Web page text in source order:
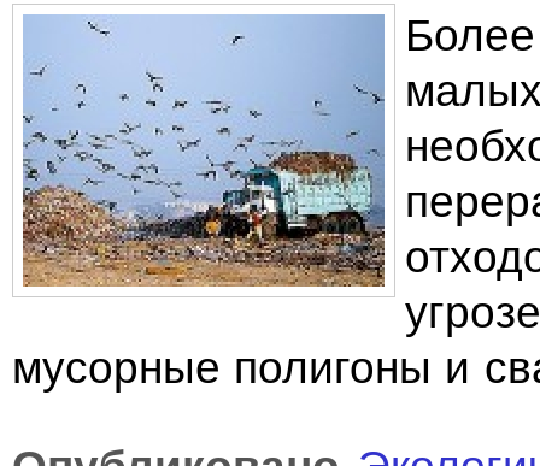
мусорные полигоны и